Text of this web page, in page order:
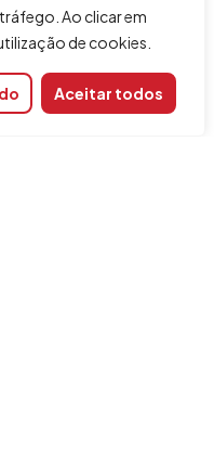
Ao clicar em
de cookies.
Aceitar todos